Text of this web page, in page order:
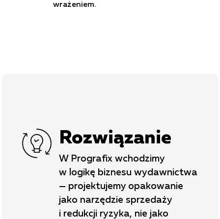
wrażeniem.
Rozwiązanie
W Prografix wchodzimy
w logikę biznesu wydawnictwa
— projektujemy opakowanie
jako narzędzie sprzedaży
i redukcji ryzyka, nie jako